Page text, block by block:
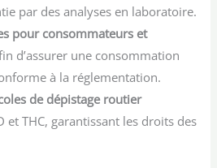
par des analyses en laboratoire.
pour consommateurs et
d’assurer une consommation
à la réglementation.
de dépistage routier
et THC, garantissant les droits des